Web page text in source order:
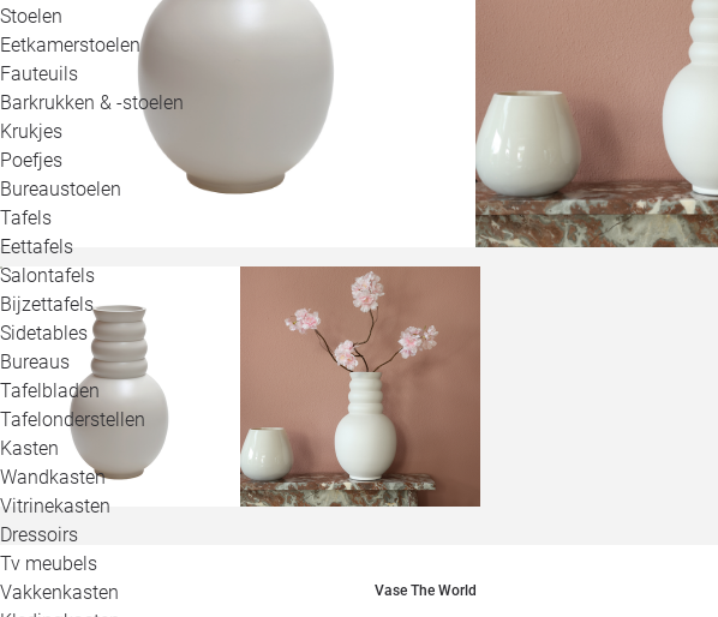
Stoelen
Eetkamerstoelen
Fauteuils
Barkrukken & -stoelen
Krukjes
Poefjes
Bureaustoelen
Tafels
Eettafels
Salontafels
Bijzettafels
Sidetables
Bureaus
Tafelbladen
Tafelonderstellen
Kasten
Wandkasten
Vitrinekasten
Dressoirs
Tv meubels
Vakkenkasten
Vase The World